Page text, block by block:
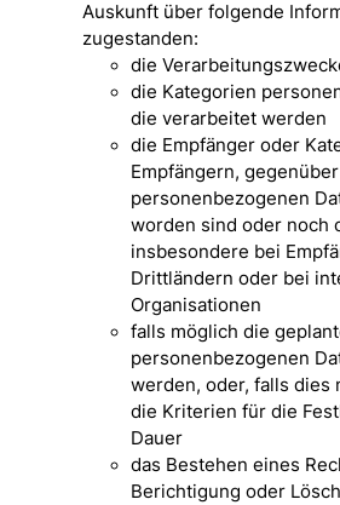
Auskunft über folgende
zugestanden:
die
die Kategorien
die verarbeitet werden
die Empfänger oder
Empfängern,
personenbezogenen
worden sind oder noch
insbesondere bei
Drittländern oder bei
Organisationen
falls möglich die
personenbezogenen
werden, oder, falls dies
die Kriterien für die
Dauer
das Bestehen eines
Berichtigung oder